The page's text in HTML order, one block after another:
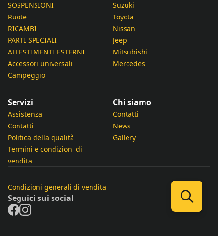
SOSPENSIONI
Ruote
RICAMBI
PARTI SPECIALI
ALLESTIMENTI ESTERNI
Accessori universali
Campeggio
Suzuki
Toyota
Nissan
Jeep
Mitsubishi
Mercedes
Servizi
Assistenza
Contatti
Politica della qualità
Termini e condizioni di
vendita
Chi siamo
Contatti
News
Gallery
Condizioni generali di vendita
Seguici sui social